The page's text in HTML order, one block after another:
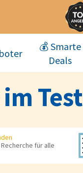
💰 Smarte
Deals
für alle